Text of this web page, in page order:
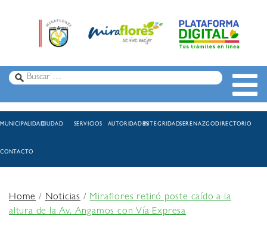
MUNICIPALIDADCIUDAD SERVICIOS AUTORIDADESINTEGRIDADSERENAZGODIRECTORIO
CONTACTO
Home/Noticias /Miraflores retiró poste caído a la
altura de la Av. Angamos con Vía Expresa